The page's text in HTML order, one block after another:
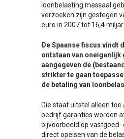
loonbelasting massaal
verzoeken zijn gestegen
euro in 2007 tot 16,4
De Spaanse fiscus vindt
ontstaan van oneigenlijk
aangegeven de
strikter te gaan
de betaling van
Die staat uitstel alleen toe
bedrijf garanties worden
bijvoorbeeld op vastgoed-
direct opeisen van de